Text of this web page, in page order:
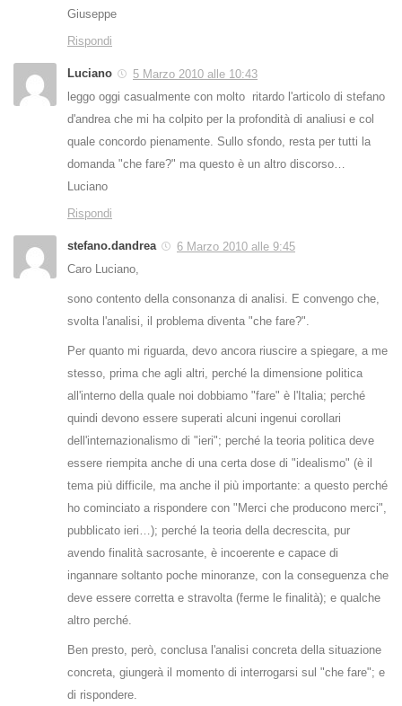
Giuseppe
Rispondi
Luciano
5 Marzo 2010 alle 10:43
leggo oggi casualmente con molto ritardo l'articolo di stefano
d'andrea che mi ha colpito per la profondità di analiusi e col
quale concordo pienamente. Sullo sfondo, resta per tutti la
domanda "che fare?" ma questo è un altro discorso…
Luciano
Rispondi
stefano.dandrea
6 Marzo 2010 alle 9:45
Caro Luciano,
sono contento della consonanza di analisi. E convengo che,
svolta l'analisi, il problema diventa "che fare?".
Per quanto mi riguarda, devo ancora riuscire a spiegare, a me
stesso, prima che agli altri, perché la dimensione politica
all'interno della quale noi dobbiamo "fare" è l'Italia; perché
quindi devono essere superati alcuni ingenui corollari
dell'internazionalismo di "ieri"; perché la teoria politica deve
essere riempita anche di una certa dose di "idealismo" (è il
tema più difficile, ma anche il più importante: a questo perché
ho cominciato a rispondere con "Merci che producono merci",
pubblicato ieri…); perché la teoria della decrescita, pur
avendo finalità sacrosante, è incoerente e capace di
ingannare soltanto poche minoranze, con la conseguenza che
deve essere corretta e stravolta (ferme le finalità); e qualche
altro perché.
Ben presto, però, conclusa l'analisi concreta della situazione
concreta, giungerà il momento di interrogarsi sul "che fare"; e
di rispondere.